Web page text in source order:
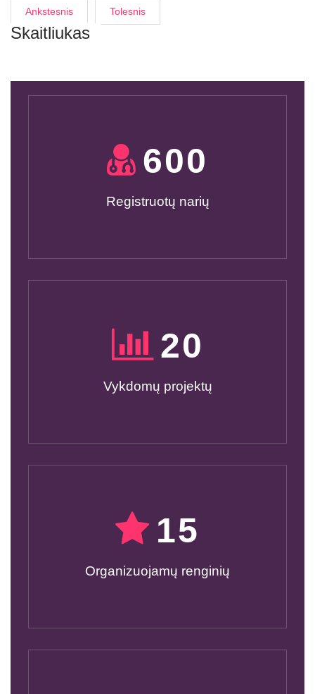
Ankstesnis Tolesnis
Skaitliukas
600
Registruotų narių
20
Vykdomų projektų
15
Organizuojamų renginių